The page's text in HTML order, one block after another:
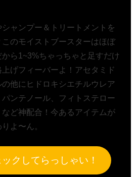
ャンプー＆トリートメントを
のモイストブースターはほぼ
ら1~3%ちゃっちゃと足すだけ
げフィーバーよ！アセタミド
他にヒドロキシエチルウレア
パンテノール、フィトステロー
ど神配合！今あるアイテムが
よ〜ん。
クしてらっしゃい！